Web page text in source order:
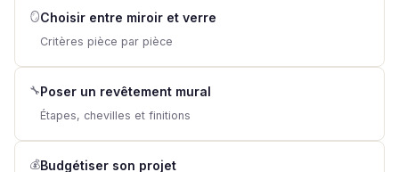
🪞Choisir entre miroir et verre
Critères pièce par pièce
🔧Poser un revêtement mural
Étapes, chevilles et finitions
💰Budgétiser son projet